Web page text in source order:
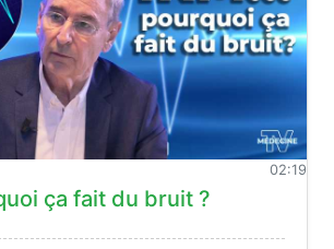
02:19
ça fait du bruit ?